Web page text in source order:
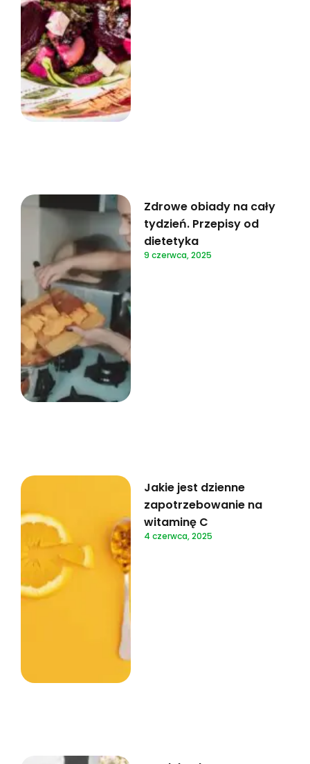
Zdrowe obiady na cały
tydzień. Przepisy od
dietetyka
9 czerwca, 2025
Jakie jest dzienne
zapotrzebowanie na
witaminę C
4 czerwca, 2025